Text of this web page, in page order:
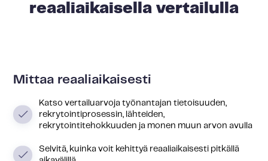
reaaliaikaisella vertailulla
Mittaa reaaliaikaisesti
Katso vertailuarvoja työnantajan tietoisuuden,
rekrytointiprosessin, lähteiden,
rekrytointitehokkuuden ja monen muun arvon avulla
Selvitä, kuinka voit kehittyä reaaliaikaisesti pitkällä